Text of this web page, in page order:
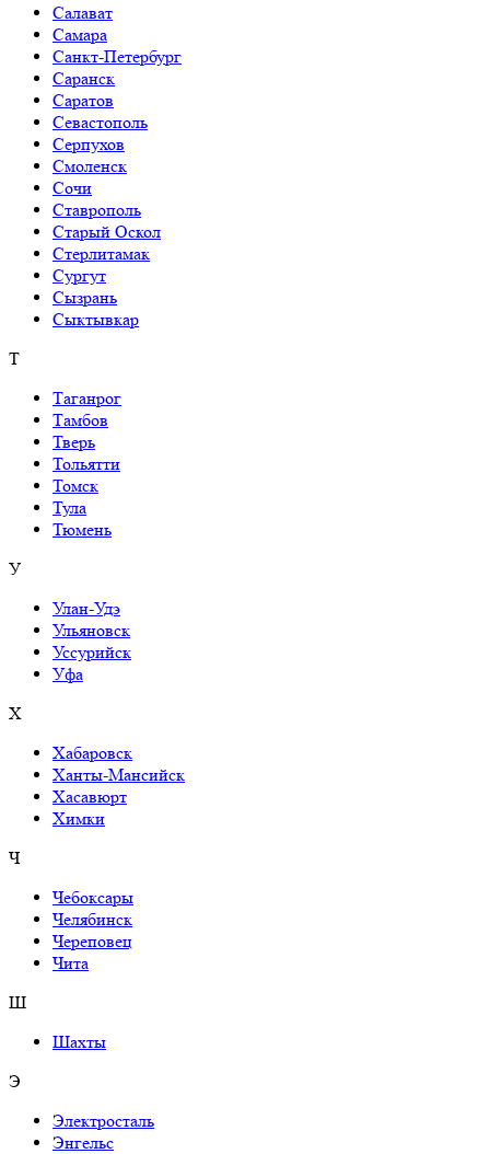
Салават
Самара
Санкт-Петербург
Саранск
Саратов
Севастополь
Серпухов
Смоленск
Сочи
Ставрополь
Старый Оскол
Стерлитамак
Сургут
Сызрань
Сыктывкар
Т
Таганрог
Тамбов
Тверь
Тольятти
Томск
Тула
Тюмень
У
Улан-Удэ
Ульяновск
Уссурийск
Уфа
Х
Хабаровск
Ханты-Мансийск
Хасавюрт
Химки
Ч
Чебоксары
Челябинск
Череповец
Чита
Ш
Шахты
Э
Электросталь
Энгельс